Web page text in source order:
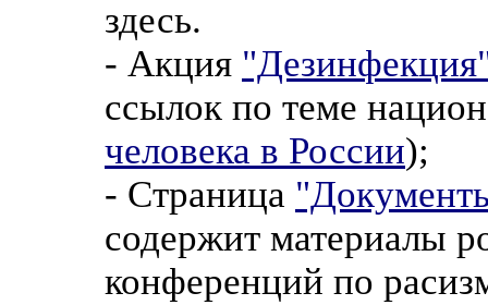
здесь.
- Акция
ссылок по теме
человека в России);
- Страница
содержит материалы
конференций по